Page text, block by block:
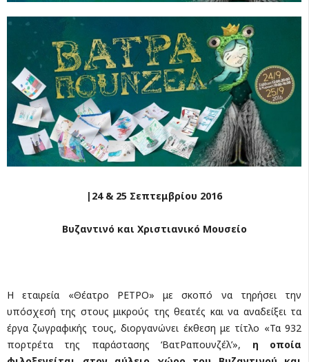
|24 & 25 Σεπτεμβρίου 2016
Βυζαντινό και Χριστιανικό Μουσείο
Η εταιρεία «Θέατρο ΡΕΤΡΟ» με σκοπό να τηρήσει την
υπόσχεσή της στους μικρούς της θεατές και να αναδείξει τα
έργα ζωγραφικής τους, διοργανώνει έκθεση με τίτλο «Τα 932
πορτρέτα της παράστασης ‘ΒατΡαπουνζέλ’», η οποία